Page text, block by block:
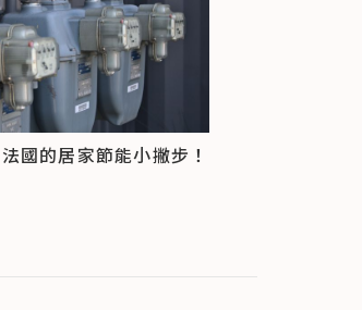
國的居家節能小撇步！